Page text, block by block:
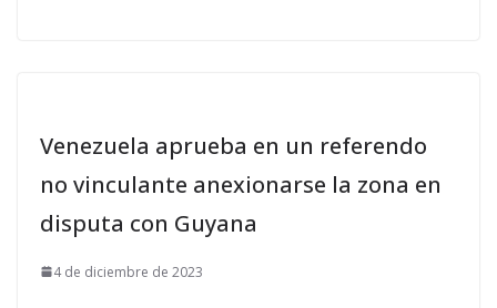
Venezuela aprueba en un referendo
no vinculante anexionarse la zona en
disputa con Guyana
4 de diciembre de 2023